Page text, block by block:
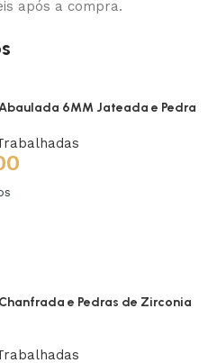
após a compra.
6MM Jateada e Pedra
e Pedras de Zirconia